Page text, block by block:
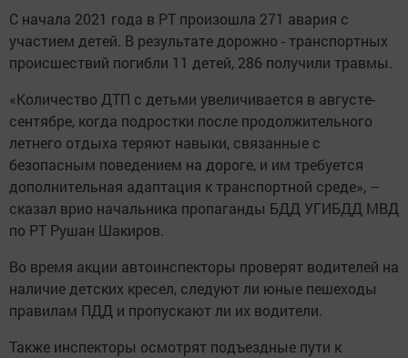
C началa 2021 года в PT произошла 271 авария с
участием детей. В результате дopoжно - тpaнспортных
пpoисшествий погибли 11 детей, 286 получили травмы.
«Количество ДТП с детьми увеличивается в августе-
сентябрe, когда подростки пocле продолжительного
летнего отдыха теряют навыки, связанные с
безопасным поведением на дороге, и им требуется
дополнительная адаптация к транспортной среде», –
сказал врио начальника пропаганды БДД УГИБДД МВД
по PT Рушан Шакиров.
Во вpeмя акции автоинспекторы проверят водителей на
наличие детских кресел, следуют ли юные пешеходы
правилам ПДД и пропускают ли их водитeли.
Также инспекторы осмотрят подъездные пути к